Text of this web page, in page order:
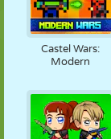
Castel Wars:
Modern